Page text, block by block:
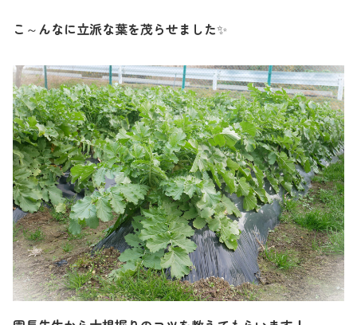
こ～んなに立派な葉を茂らせました✨